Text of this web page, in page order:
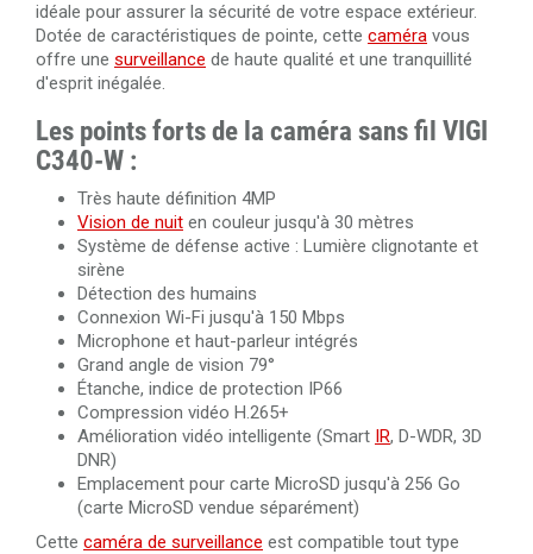
idéale pour assurer la sécurité de votre espace extérieur.
Dotée de caractéristiques de pointe, cette caméra vous
offre une surveillance de haute qualité et une tranquillité
d'esprit inégalée.
Les points forts de la caméra sans fil VIGI
C340-W :
Très haute définition 4MP
Vision de nuit en couleur jusqu'à 30 mètres
Système de défense active : Lumière clignotante et
sirène
Détection des humains
Connexion Wi-Fi jusqu'à 150 Mbps
Microphone et haut-parleur intégrés
Grand angle de vision 79°
Étanche, indice de protection IP66
Compression vidéo H.265+
Amélioration vidéo intelligente (Smart IR, D-WDR, 3D
DNR)
Emplacement pour carte MicroSD jusqu'à 256 Go
(carte MicroSD vendue séparément)
Cette caméra de surveillance est compatible tout type